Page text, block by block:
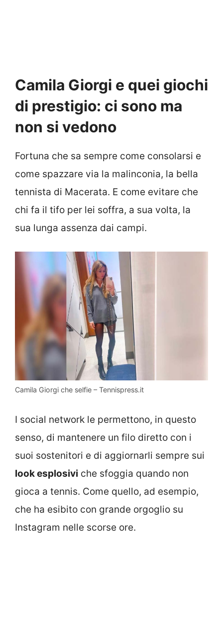
Camila Giorgi e quei giochi
di prestigio: ci sono ma
non si vedono
Fortuna che sa sempre come consolarsi e
come spazzare via la malinconia, la bella
tennista di Macerata. E come evitare che
chi fa il tifo per lei soffra, a sua volta, la
sua lunga assenza dai campi.
Camila Giorgi che selfie – Tennispress.it
I social network le permettono, in questo
senso, di mantenere un filo diretto con i
suoi sostenitori e di aggiornarli sempre sui
look esplosivi che sfoggia quando non
gioca a tennis. Come quello, ad esempio,
che ha esibito con grande orgoglio su
Instagram nelle scorse ore.